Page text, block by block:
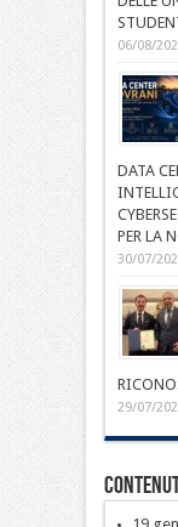
06/08/
DATA
PER LA
30/07/
29/07/